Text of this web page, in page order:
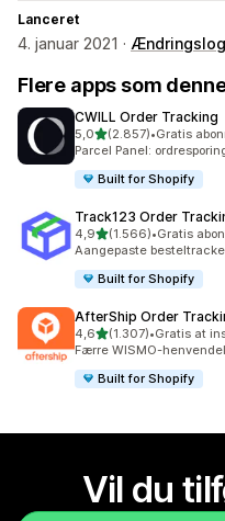
Lanceret
4. januar 2021 · Ændringslog
Flere apps som
CWILL Order Tracking
5,0ud af 5 stjerner
(2.857)
2857 anmeldelser i alt
•Gratis
Parcel Panel:
Built for Shopify
Track123 Order
4,9ud af 5 stjerner
(1.566)
1566 anmeldelser i alt
•Gratis
Aangepaste
Built for Shopify
AfterShip Order
4,6ud af 5 stjerner
(1.307)
1307 anmeldelser i alt
•Gratis at
Færre WISMO-
Built for Shopify
Vil du